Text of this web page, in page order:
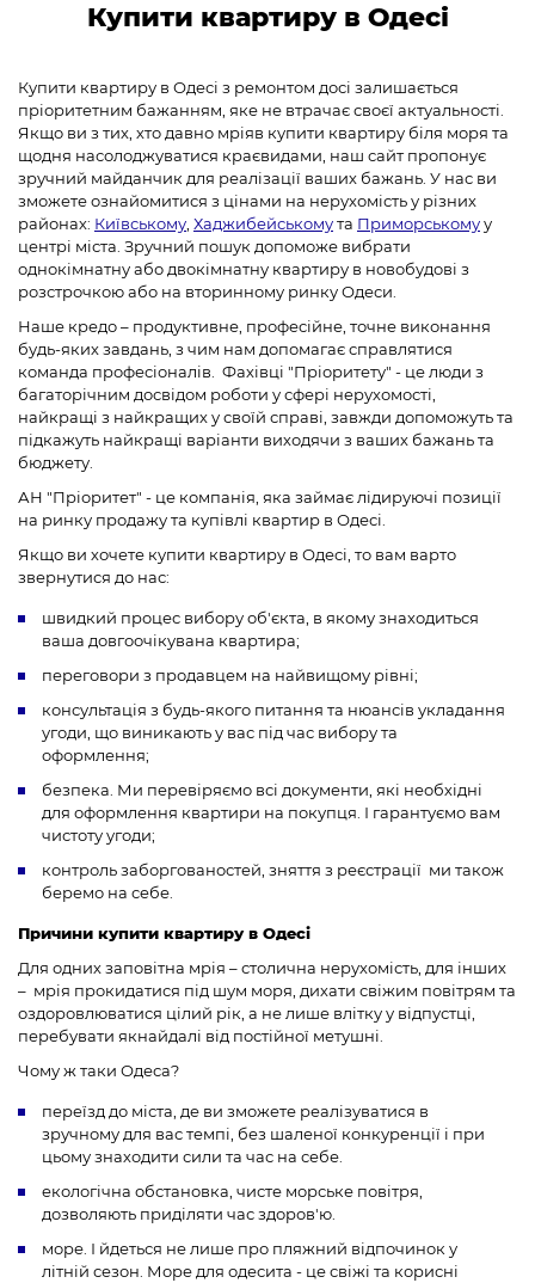
ПОШУК ЗА НАЗВОЮ
Усі райони
від до у.о./кв.м.
ЗНАЙТИ
Купити квартиру в Одесі
Купити квартиру в Одесі з ремонтом досі залишається
пріоритетним бажанням, яке не втрачає своєї актуальності.
Якщо ви з тих, хто давно мріяв купити квартиру біля моря та
щодня насолоджуватися краєвидами, наш сайт пропонує
зручний майданчик для реалізації ваших бажань. У нас ви
зможете ознайомитися з цінами на нерухомість у різних
районах: Київському, Хаджибейськомута Приморськомуу
центрі міста. Зручний пошук допоможе вибрати
однокімнатну або двокімнатну квартиру в новобудові з
розстрочкою або на вторинному ринку Одеси.
Наше кредо – продуктивне, професійне, точне виконання
будь-яких завдань, з чим нам допомагає справлятися
команда професіоналів. Фахівці "Пріоритету" - це люди з
багаторічним досвідом роботи у сфері нерухомості,
найкращі з найкращих у своїй справі, завжди допоможуть та
підкажуть найкращі варіанти виходячи з ваших бажань та
бюджету.
АН "Пріоритет" - це компанія, яка займає лідируючі позиції
на ринку продажу та купівлі квартир в Одесі.
Якщо ви хочете купити квартиру в Одесі, то вам варто
звернутися до нас:
швидкий процес вибору об'єкта, в якому знаходиться
ваша довгоочікувана квартира;
переговори з продавцем на найвищому рівні;
консультація з будь-якого питання та нюансів укладання
угоди, що виникають у вас під час вибору та
оформлення;
безпека. Ми перевіряємо всі документи, які необхідні
для оформлення квартири на покупця. І гарантуємо вам
чистоту угоди;
контроль заборгованостей, зняття з реєстрації ми також
беремо на себе.
Причини купити квартиру в Одесі
Для одних заповітна мрія – столична нерухомість, для інших
– мрія прокидатися під шум моря, дихати свіжим повітрям та
оздоровлюватися цілий рік, а не лише влітку у відпустці,
перебувати якнайдалі від постійної метушні.
Чому ж таки Одеса?
переїзд до міста, де ви зможете реалізуватися в
зручному для вас темпі, без шаленої конкуренції і при
цьому знаходити сили та час на себе.
екологічна обстановка, чисте морське повітря,
дозволяють приділяти час здоров'ю.
море. І йдеться не лише про пляжний відпочинок у
літній сезон. Море для одесита - це свіжі та корисні